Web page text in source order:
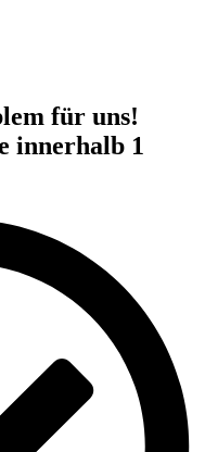
für uns!
innerhalb 1